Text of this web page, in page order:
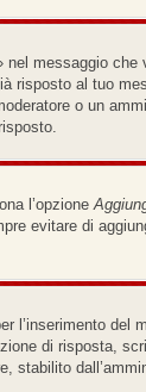
messaggio che
risposto al tuo
o un
l’opzione
evitare di
l’inserimento del
di risposta,
stabilito